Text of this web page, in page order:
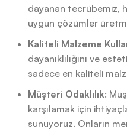
dayanan tecrübemiz,
uygun çözümler
Kaliteli Malzeme
dayanıklılığını ve
sadece en kaliteli
Müşteri Odaklılık:
karşılamak için
sunuyoruz. Onların